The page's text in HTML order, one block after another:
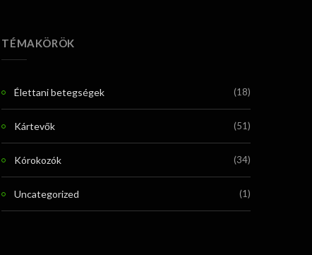
TÉMAKÖRÖK
Élettani betegségek (18)
Kártevők (51)
Kórokozók (34)
Uncategorized (1)